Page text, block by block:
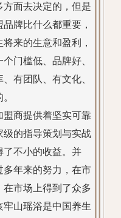
方面去决定的，但是
牌比什么都重要，
来的生意和盈利，
门槛低、品牌好、
有团队、有文化、
商提供着坚实可靠
级的指导策划与实战
了不小的收益。并
多年来的努力，在市
市场上得到了众多
山瑶浴是中国养生